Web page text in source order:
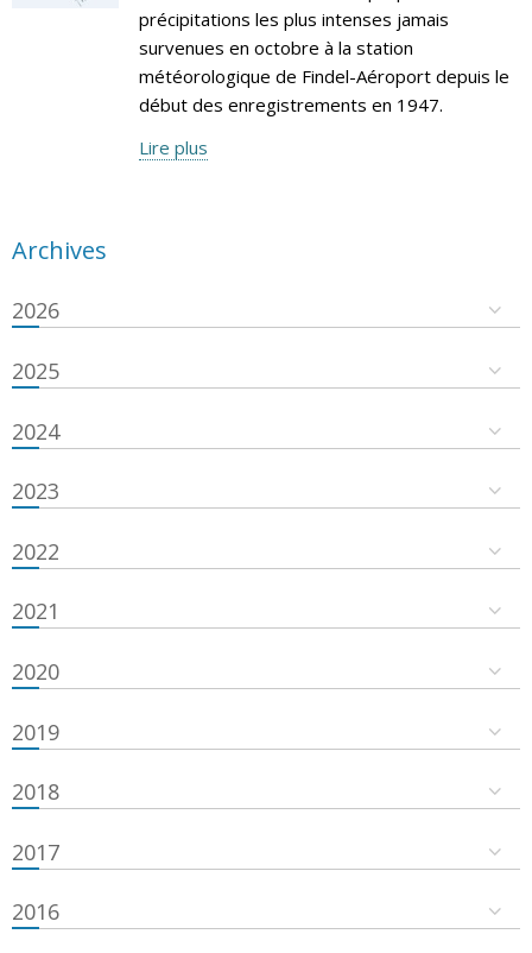
précipitations les plus intenses jamais
survenues en octobre à la station
météorologique de Findel-Aéroport depuis le
début des enregistrements en 1947.
Lire plus
Archives
2026
2025
2024
2023
2022
2021
2020
2019
2018
2017
2016